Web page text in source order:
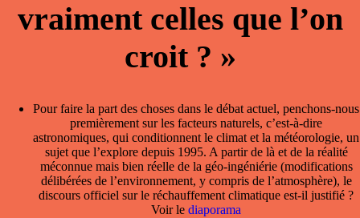
vraiment celles que l’on
croit ? »
Pour faire la part des choses dans le débat actuel, penchons-nous
premièrement sur les facteurs naturels, c’est-à-dire
astronomiques, qui conditionnent le climat et la météorologie, un
sujet que l’explore depuis 1995. A partir de là et de la réalité
méconnue mais bien réelle de la géo-ingéniérie (modifications
délibérées de l’environnement, y compris de l’atmosphère), le
discours officiel sur le réchauffement climatique est-il justifié ?
Voir le diaporama